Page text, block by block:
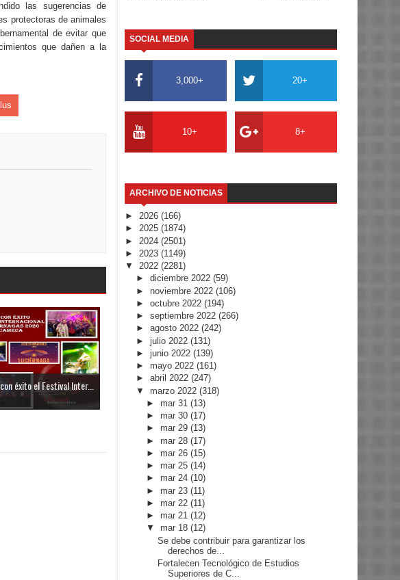
las sugerencias de
protectoras de animales
de evitar que
que dañen a la
éxito el Festival Inter...
SOCIAL MEDIA
3,000+ 20+
10+ 8+
ARCHIVO DE NOTICIAS
► 2026 (166)
► 2025 (1874)
► 2024 (2501)
► 2023 (1149)
▼ 2022 (2281)
► diciembre 2022 (59)
► noviembre 2022 (106)
► octubre 2022 (194)
► septiembre 2022 (266)
► agosto 2022 (242)
► julio 2022 (131)
► junio 2022 (139)
► mayo 2022 (161)
► abril 2022 (247)
▼ marzo 2022 (318)
► mar 31(13)
► mar 30(17)
► mar 29(13)
► mar 28(17)
► mar 26(15)
► mar 25(14)
► mar 24(10)
► mar 23(11)
► mar 22(11)
► mar 21(12)
▼ mar 18(12)
Se debe contribuir para garantizar los
derechos de...
Fortalecen Tecnológico de Estudios
Superiores de C...